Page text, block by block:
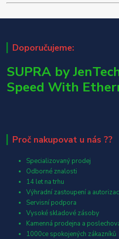
Doporučujeme:
SUPRA by
Speed With
Proč nakupovat u nás ??
Specializovaný prodej
Odborné znalosti
14 let na trhu
Výhradní zastoupení a
Servisní podpora
Vysoké skladové zásoby
Kamenná prodejna a
1000ce spokojených zákazníků